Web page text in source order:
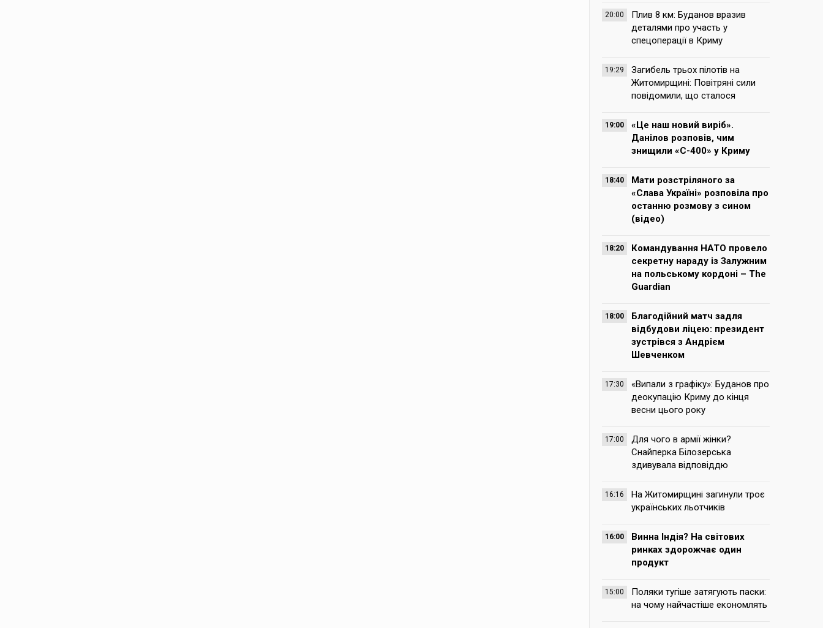
20:00
Плив 8 км: Буданов вразив
деталями про участь у
спецоперації в Криму
19:29
Загибель трьох пілотів на
Житомирщині: Повітряні сили
повідомили, що сталося
19:00
«Це наш новий виріб».
Данілов розповів, чим
знищили «С-400» у Криму
18:40
Мати розстріляного за
«Слава Україні» розповіла про
останню розмову з сином
(відео)
18:20
Командування НАТО провело
секретну нараду із Залужним
на польському кордоні – The
Guardian
18:00
Благодійний матч задля
відбудови ліцею: президент
зустрівся з Андрієм
Шевченком
17:30
«Випали з графіку»: Буданов про
деокупацію Криму до кінця
весни цього року
17:00
Для чого в армії жінки?
Снайперка Білозерська
здивувала відповіддю
16:16
На Житомирщині загинули троє
українських льотчиків
16:00
Винна Індія? На світових
ринках здорожчає один
продукт
15:00
Поляки тугіше затягують паски:
на чому найчастіше економлять